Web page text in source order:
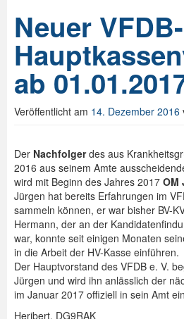
Neuer VFDB-
ab
Veröffentlicht am 14. Dezember 2016
Der Nachfolgerdes aus
2016 aus seinem Amte
wird mit Beginn des Jahres 2017 OM
Jürgen hat bereits Erfahrungen im
sammeln können, er war bisher BV-
Hermann, der an der
war, konnte seit einigen Monaten
in die Arbeit der HV-Kasse einführen.
Der Hauptvorstand des VFDB e. V.
Jürgen und wird ihn anlässlich der
im Januar 2017 offiziell in sein Amt
Heribert, DG9RAK